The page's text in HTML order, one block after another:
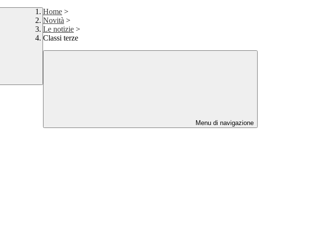
Home >
Novità >
Le notizie >
Classi terze
Menu di navigazione